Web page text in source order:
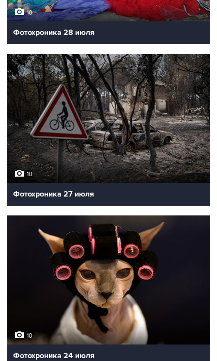
10
Фотохроника 28 июля
10
Фотохроника 27 июля
10
Фотохроника 24 июля